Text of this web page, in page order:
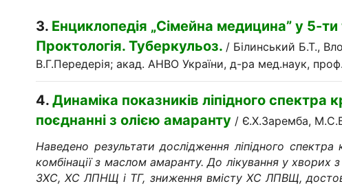
3. Енциклопедія „Сімейна медицина” у 5-
Проктологія. Туберкульоз. / Білинський Б.Т.,
В.Г.Передерія; акад. АНВО України, д-ра мед.наук, проф.
4. Динаміка показників ліпідного спектра
поєднанні з олією амаранту / Є.Х.Заремба,
Наведено результати дослідження ліпідного
комбінації з маслом амаранту. До лікування у хворих з
ЗХС, ХС ЛПНЩ і ТГ, зниження вмісту ХС ЛПВЩ,